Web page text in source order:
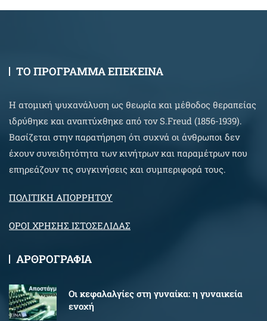
ΤΟ ΠΡΟΓΡΑΜΜΑ ΕΠΕΚΕΙΝΑ
Η ατομική ψυχανάλυση ως θεωρία και μέθοδος θεραπείας
ιδρύθηκε και αναπτύχθηκε από τον S.Freud (1856-1939).
Βασίζεται στην παρατήρηση ότι συχνά οι άνθρωποι δεν
έχουν συνειδητότητα των κινήτρων και παραμέτρων που
επηρεάζουν τις συγκινήσεις και συμπεριφορά τους.
ΠΟΛΙΤΙΚΗ ΑΠΟΡΡΗΤΟΥ
ΟΡΟΙ ΧΡΗΣΗΣ ΙΣΤΟΣΕΛΙΔΑΣ
ΑΡΘΡΟΓΡΑΦΙΑ
Oι κεφαλαλγίες στη γυναίκα: η γυναικεία
ενοχή